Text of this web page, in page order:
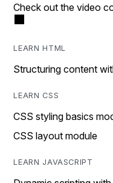
Check out the video
LEARN HTML
Structuring content
LEARN CSS
CSS styling basics
CSS layout module
LEARN JAVASCRIPT